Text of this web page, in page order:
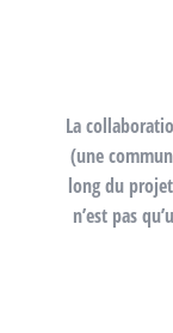
La
(une
long du
n’est pas